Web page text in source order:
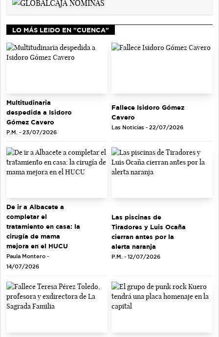
LO MÁS LEIDO EN "CUENCA"
Multitudinaria
despedida a Isidoro
Gómez Cavero
P.M. - 23/07/2026
Fallece Isidoro Gómez
Cavero
Las Noticias - 22/07/2026
De ir a Albacete a
completar el
tratamiento en casa: la
cirugía de mama
mejora en el HUCU
Paula Montero -
14/07/2026
Las piscinas de
Tiradores y Luis Ocaña
cierran antes por la
alerta naranja
P.M. - 12/07/2026